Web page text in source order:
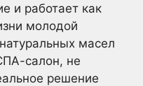
и работает как
молодой
масел
салон, не
решение